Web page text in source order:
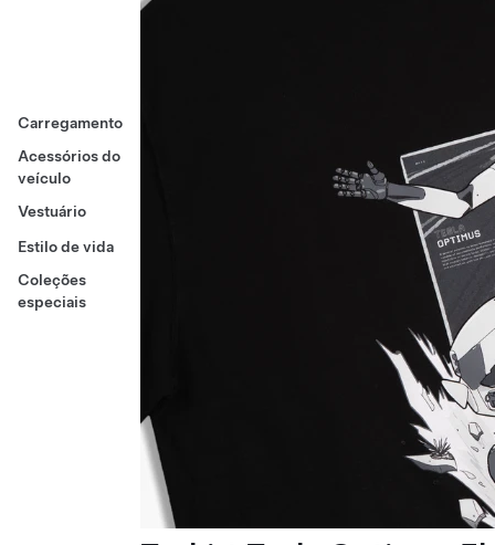
Carregamento
Acessórios do
veículo
Vestuário
Estilo de vida
Coleções
especiais